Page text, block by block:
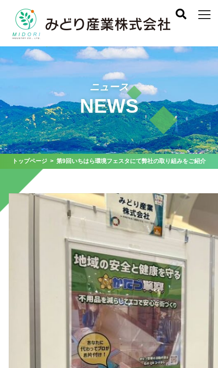
ニュース
NEWS
トップページ > 第9回いちはら環境フェスタにて弊社の取り組みをご紹介